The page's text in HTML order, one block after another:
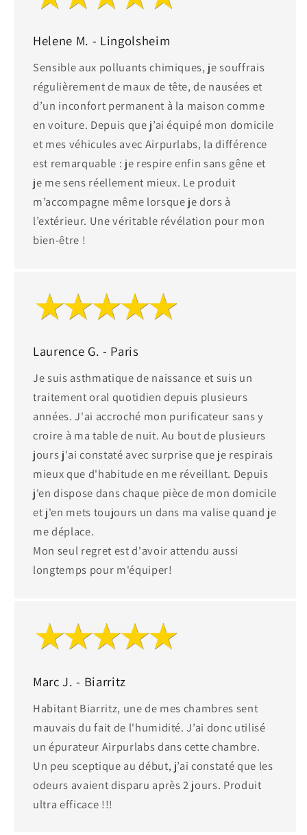
Helene M. - Lingolsheim
Sensible aux polluants chimiques, je souffrais
régulièrement de maux de tête, de nausées et
d’un inconfort permanent à la maison comme
en voiture. Depuis que j’ai équipé mon domicile
et mes véhicules avec Airpurlabs, la différence
est remarquable : je respire enfin sans gêne et
je me sens réellement mieux. Le produit
m’accompagne même lorsque je dors à
l’extérieur. Une véritable révélation pour mon
bien-être !
Laurence G. - Paris
Je suis asthmatique de naissance et suis un
traitement oral quotidien depuis plusieurs
années. J'ai accroché mon purificateur sans y
croire à ma table de nuit. Au bout de plusieurs
jours j'ai constaté avec surprise que je respirais
mieux que d'habitude en me réveillant. Depuis
j'en dispose dans chaque pièce de mon domicile
et j'en mets toujours un dans ma valise quand je
me déplace.
Mon seul regret est d'avoir attendu aussi
longtemps pour m'équiper!
Marc J. - Biarritz
Habitant Biarritz, une de mes chambres sent
mauvais du fait de l'humidité. J’ai donc utilisé
un épurateur Airpurlabs dans cette chambre.
Un peu sceptique au début, j’ai constaté que les
odeurs avaient disparu après 2 jours. Produit
ultra efficace !!!